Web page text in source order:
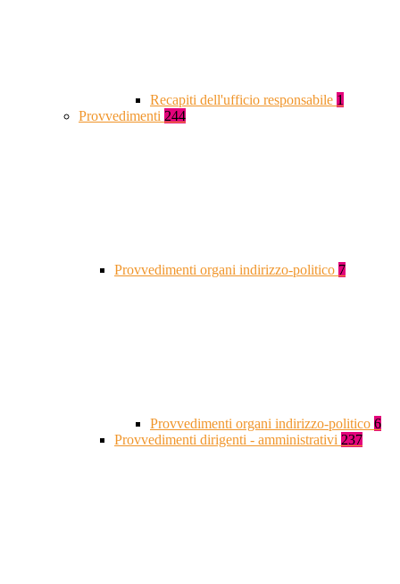
Recapiti dell'ufficio responsabile 1
Provvedimenti 244
Provvedimenti organi indirizzo-politico 7
Provvedimenti organi indirizzo-politico 6
Provvedimenti dirigenti - amministrativi 237